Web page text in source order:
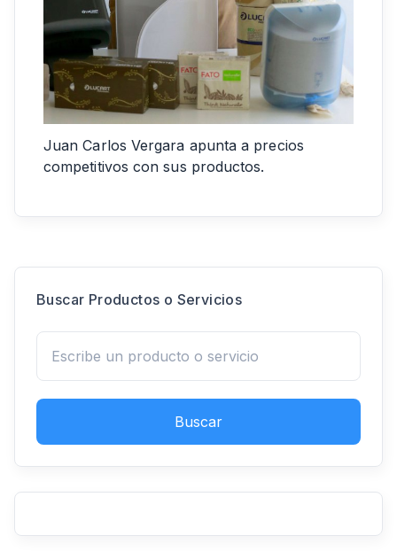
Juan Carlos Vergara apunta a precios
competitivos con sus productos.
Buscar Productos o Servicios
Buscar